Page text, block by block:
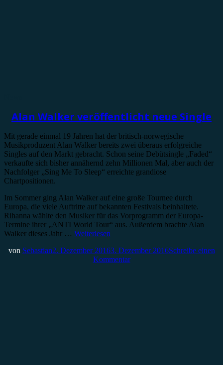
Alan Walker veröffentlicht neue Single
Mit gerade einmal 19 Jahren hat der britisch-norwegische
Musikproduzent Alan Walker bereits zwei überaus erfolgreiche
Singles auf den Markt gebracht. Schon seine Debütsingle „Faded“
verkaufte sich bisher annähernd zehn Millionen Mal, aber auch der
Nachfolger „Sing Me To Sleep“ erreichte grandiose
Chartpositionen.
Im Sommer ging Alan Walker auf eine große Tournee durch
Europa, die viele Auftritte auf bekannten Festivals beinhaltete.
Rihanna wählte den Musiker für das Vorprogramm der Europa-
Termine ihrer „ANTI World Tour“ aus. Außerdem brachte Alan
Walker dieses Jahr … Weiterlesen
von Sebastian2. Dezember 20163. Dezember 2016Schreibe einen
Kommentar